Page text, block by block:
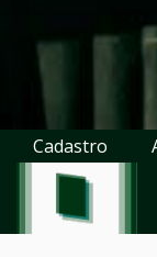
Cadastro